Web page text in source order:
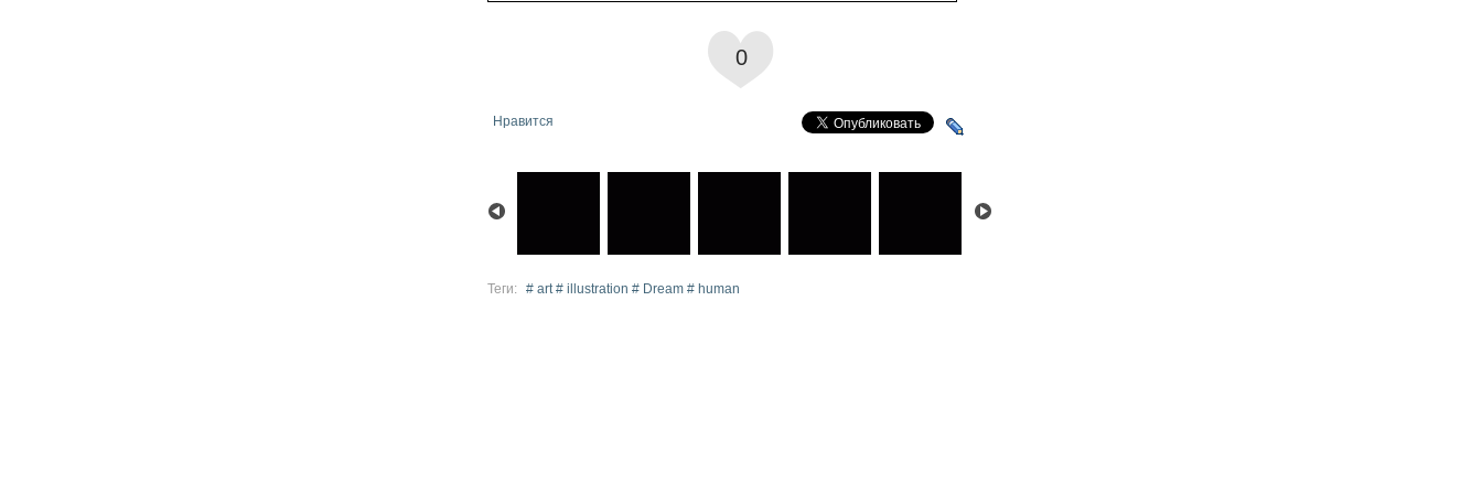
0
Нравится
Теги: # art # illustration # Dream # human